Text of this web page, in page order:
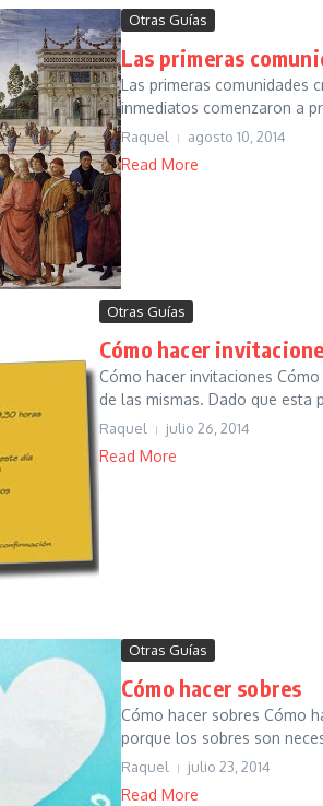
Otras Guías
Las primeras
Las primeras comunidades
inmediatos comenzaron a
Raquel agosto 10, 2014
Read More
Otras Guías
Cómo hacer
Cómo hacer invitaciones
de las mismas. Dado que esta
Raquel julio 26, 2014
Read More
Otras Guías
Cómo hacer sobres
Cómo hacer sobres Cómo
porque los sobres son
Raquel julio 23, 2014
Read More